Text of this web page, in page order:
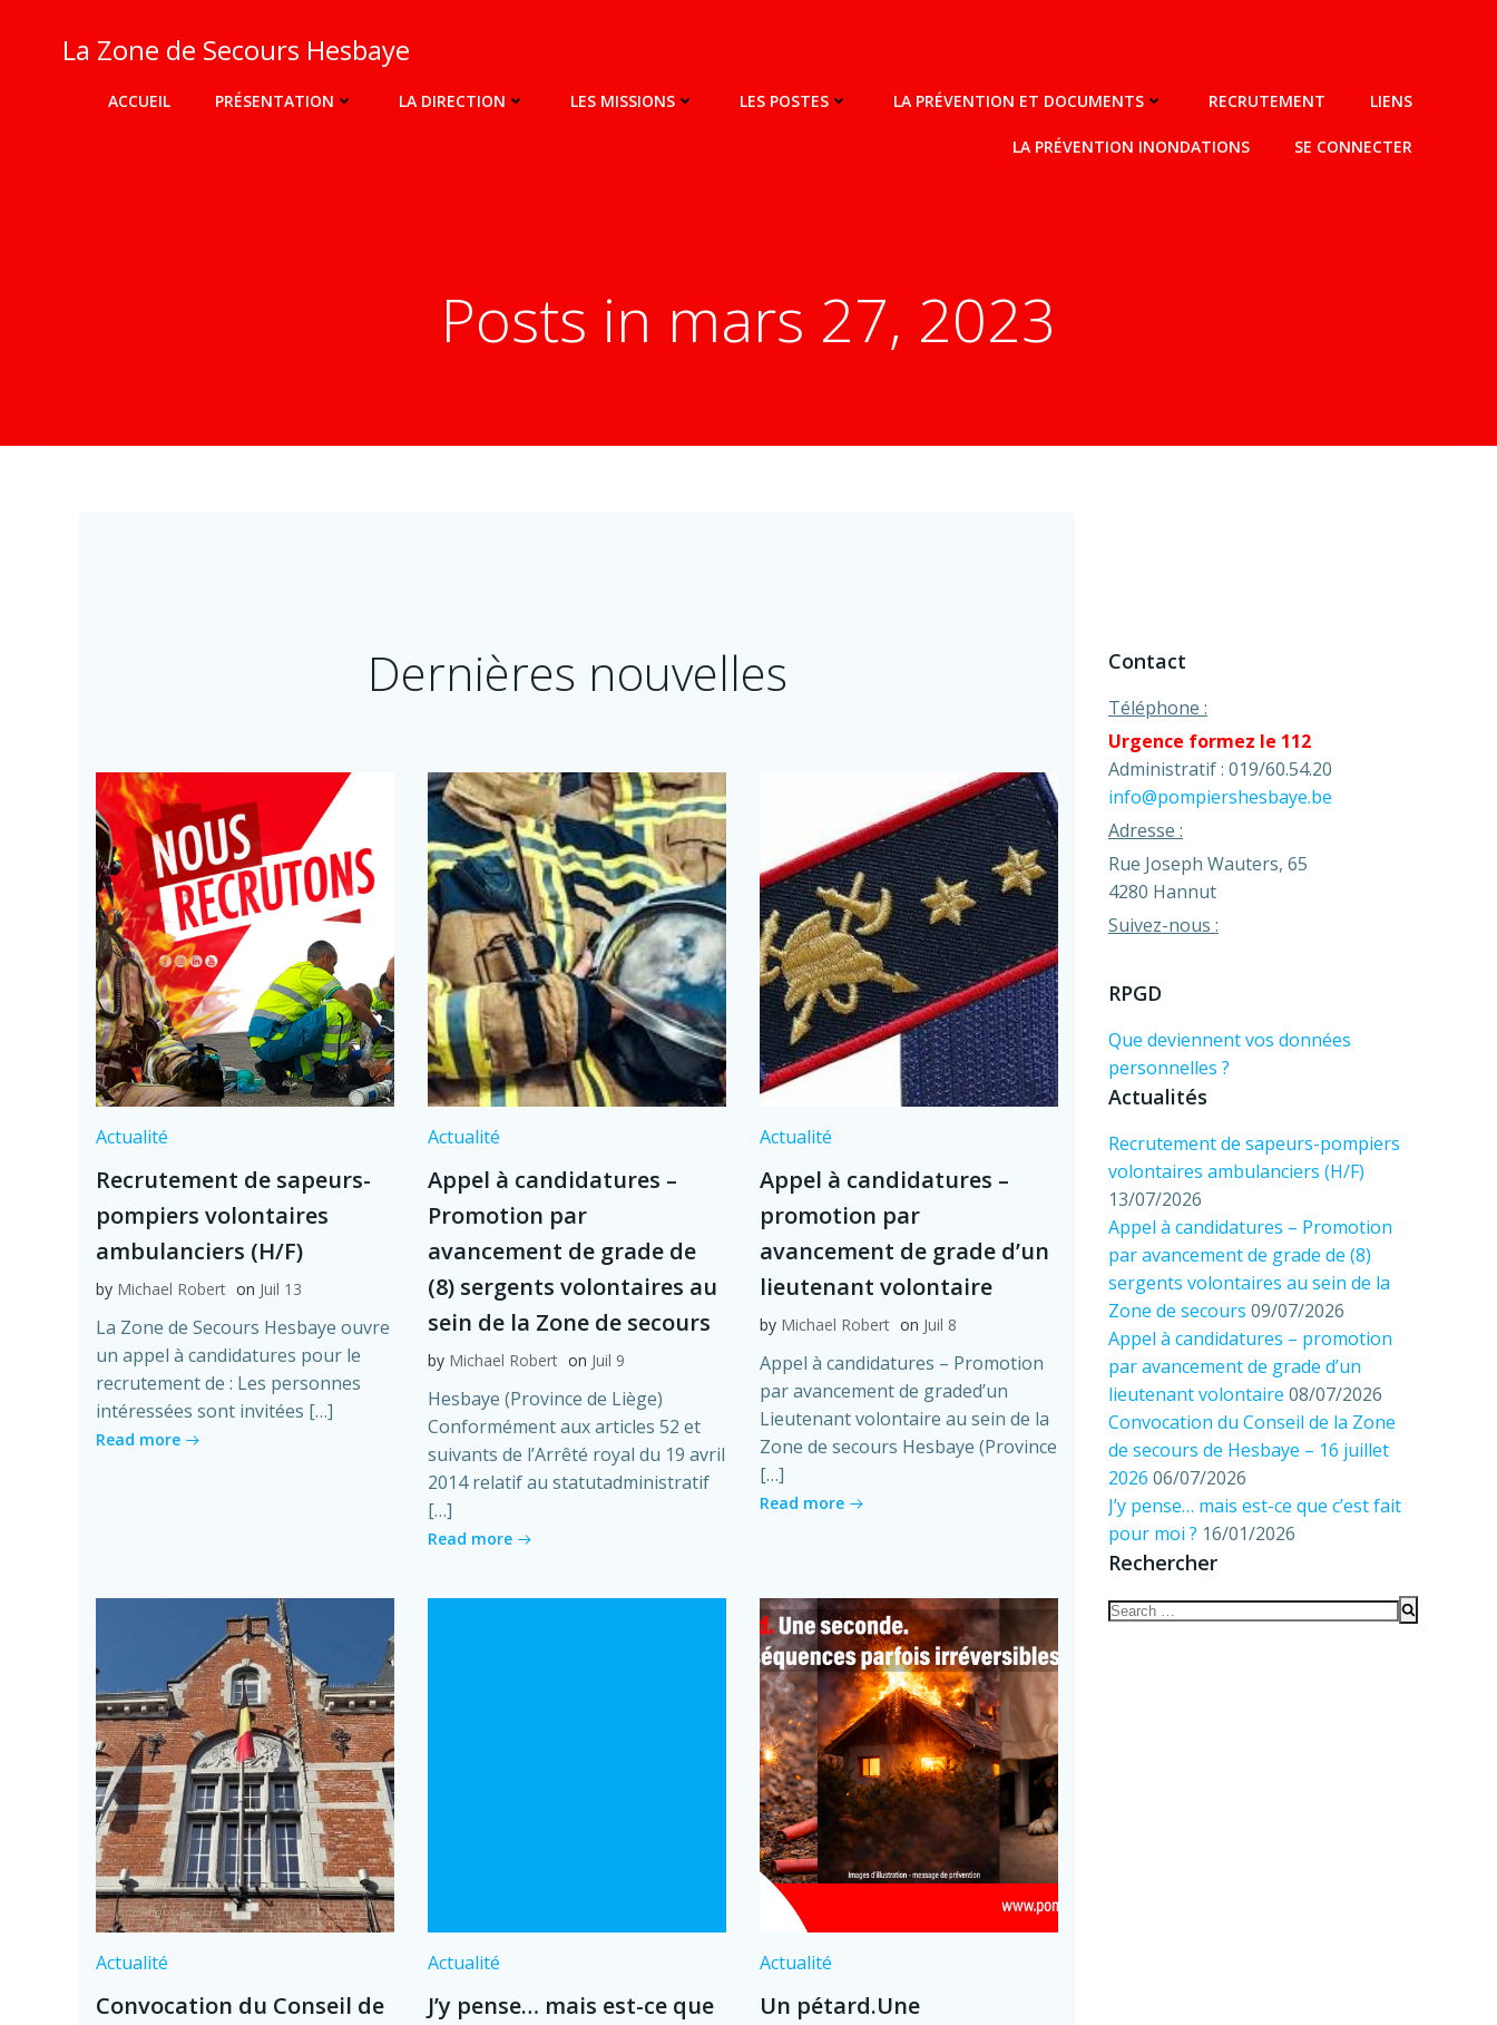
contenuLa Zone de Secours Hesbaye
ACCUEIL PRÉSENTATION LA DIRECTION LES MISSIONS LES POSTES LA PRÉVENTION ET DOCUMENTS RECRUTEMENT LIENS
LA PRÉVENTION INONDATIONS SE CONNECTER
Posts in mars 27, 2023
Dernières nouvelles
Actualité
Recrutement de sapeurs-
pompiers volontaires
ambulanciers (H/F)
by Michael Robert on Juil 13
La Zone de Secours Hesbaye ouvre
un appel à candidatures pour le
recrutement de : Les personnes
intéressées sont invitées […]
Read more
Actualité
Appel à candidatures –
Promotion par
avancement de grade de
(8) sergents volontaires au
sein de la Zone de secours
by Michael Robert on Juil 9
Hesbaye (Province de Liège)
Conformément aux articles 52 et
suivants de l’Arrêté royal du 19 avril
2014 relatif au statutadministratif
[…]
Read more
Actualité
Appel à candidatures –
promotion par
avancement de grade d’un
lieutenant volontaire
by Michael Robert on Juil 8
Appel à candidatures – Promotion
par avancement de graded’un
Lieutenant volontaire au sein de la
Zone de secours Hesbaye (Province
[…]
Read more
Actualité
Convocation du Conseil de
Actualité
J’y pense… mais est-ce que
Actualité
Un pétard.Une
Contact
Téléphone :
Urgence formez le 112
Administratif : 019/60.54.20
info@pompiershesbaye.be
Adresse :
Rue Joseph Wauters, 65
4280 Hannut
Suivez-nous :
RPGD
Que deviennent vos données
personnelles ?
Actualités
Recrutement de sapeurs-pompiers
volontaires ambulanciers (H/F)
13/07/2026
Appel à candidatures – Promotion
par avancement de grade de (8)
sergents volontaires au sein de la
Zone de secours 09/07/2026
Appel à candidatures – promotion
par avancement de grade d’un
lieutenant volontaire 08/07/2026
Convocation du Conseil de la Zone
de secours de Hesbaye – 16 juillet
2026 06/07/2026
J’y pense… mais est-ce que c’est fait
pour moi ? 16/01/2026
Rechercher
Search